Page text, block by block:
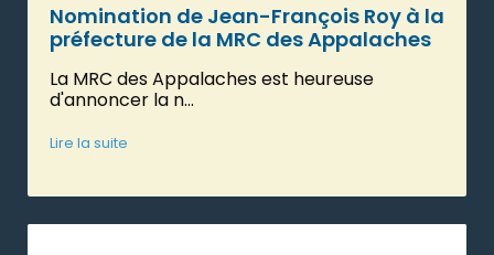
Nomination de Jean-François Roy à la
préfecture de la MRC des Appalaches
La MRC des Appalaches est heureuse
d'annoncer la n...
Lire la suite